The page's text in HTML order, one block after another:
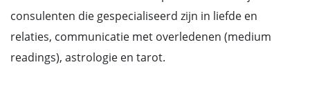
consulenten die gespecialiseerd zijn in liefde en
relaties, communicatie met overledenen (medium
readings), astrologie en tarot.